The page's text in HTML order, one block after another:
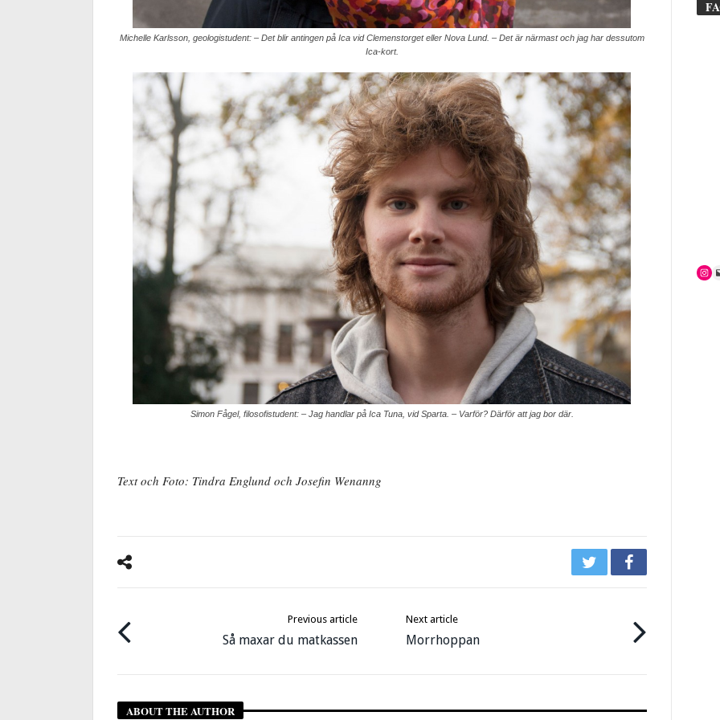
Michelle Karlsson, geologistudent: – Det blir antingen på Ica vid Clemenstorget eller Nova Lund. – Det är närmast och jag har dessutom
Ica-kort.
Simon Fågel, filosofistudent: – Jag handlar på Ica Tuna, vid Sparta. – Varför? Därför att jag bor där.
Text och Foto: Tindra Englund och Josefin Wenanng
Previous article
Så maxar du matkassen
Next article
Morrhoppan
ABOUT THE AUTHOR